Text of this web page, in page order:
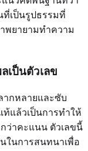
ที่เป็นรูปธรรมที่
พยายามทำความ
เป็นตัวเลข
ากหลายและซับ
แล้วเป็นการทำให้
ว่าคะแนน ตัวเลขนี้
ในการสนทนาเพื่อ